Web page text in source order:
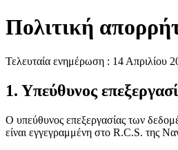
Πολιτική
Τελευταία ενημέρωση : 14 Απριλίου
1. Υπεύθυνος
Ο υπεύθυνος επεξεργασίας των
είναι εγγεγραμμένη στο R.C.S. της